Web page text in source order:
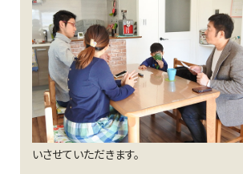
いさせていただきます。